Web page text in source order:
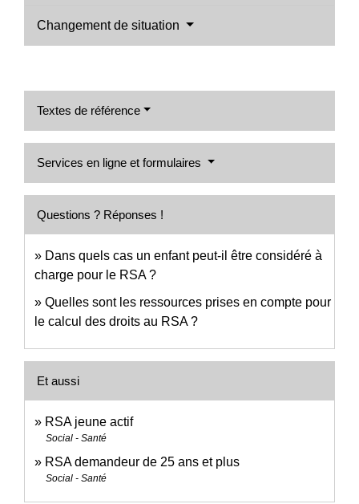
Changement de situation
Textes de référence
Services en ligne et formulaires
Questions ? Réponses !
Dans quels cas un enfant peut-il être considéré à
charge pour le RSA ?
Quelles sont les ressources prises en compte pour
le calcul des droits au RSA ?
Et aussi
RSA jeune actif
Social - Santé
RSA demandeur de 25 ans et plus
Social - Santé